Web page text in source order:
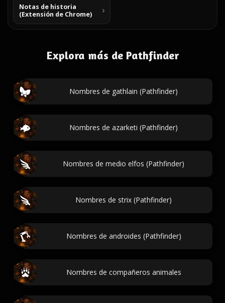
Notas de historia
(Extensión de Chrome)
Explora más de Pathfinder
Nombres de gathlain (Pathfinder)
Nombres de azarketi (Pathfinder)
Nombres de medio elfos (Pathfinder)
Nombres de strix (Pathfinder)
Nombres de androides (Pathfinder)
Nombres de compañeros animales